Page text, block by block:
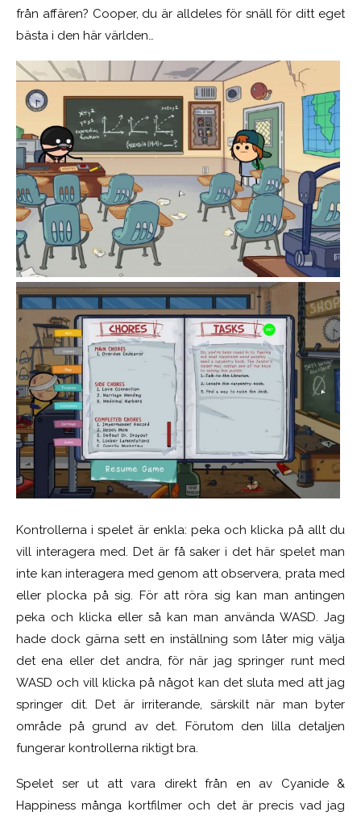
från affären? Cooper, du är alldeles för snäll för ditt eget
bästa i den här världen…
Kontrollerna i spelet är enkla: peka och klicka på allt du
vill interagera med. Det är få saker i det här spelet man
inte kan interagera med genom att observera, prata med
eller plocka på sig. För att röra sig kan man antingen
peka och klicka eller så kan man använda WASD. Jag
hade dock gärna sett en inställning som låter mig välja
det ena eller det andra, för när jag springer runt med
WASD och vill klicka på något kan det sluta med att jag
springer dit. Det är irriterande, särskilt när man byter
område på grund av det. Förutom den lilla detaljen
fungerar kontrollerna riktigt bra.
Spelet ser ut att vara direkt från en av Cyanide &
Happiness många kortfilmer och det är precis vad jag